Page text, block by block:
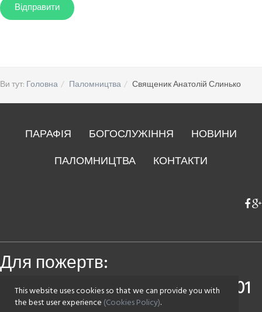
Ви тут: Головна Паломництва Священик Анатолій Слинько
ПАРАФІЯ БОГОСЛУЖІННЯ
НОВИНИ
ПАЛОМНИЦТВА
КОНТАКТИ
Для пожертв:
Приватбанк4149 4393 0083 7501
This website uses cookies so that we can provide you with
the best user experience (Cookies Policy).